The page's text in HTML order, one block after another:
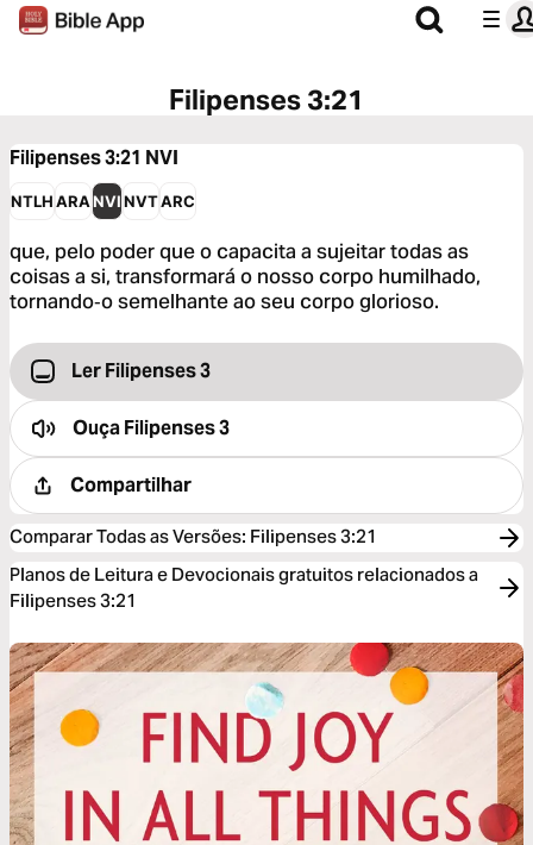
Filipenses 3:21
Filipenses 3:21 NVI
NTLHARANVINVTARC
que, pelo poder que o capacita a sujeitar todas as
coisas a si, transformará o nosso corpo humilhado,
tornando‑o semelhante ao seu corpo glorioso.
Ler Filipenses 3
OuçaFilipenses 3
Compartilhar
Comparar Todas as Versões: Filipenses 3:21
Planos de Leitura e Devocionais gratuitos relacionados a
Filipenses 3:21